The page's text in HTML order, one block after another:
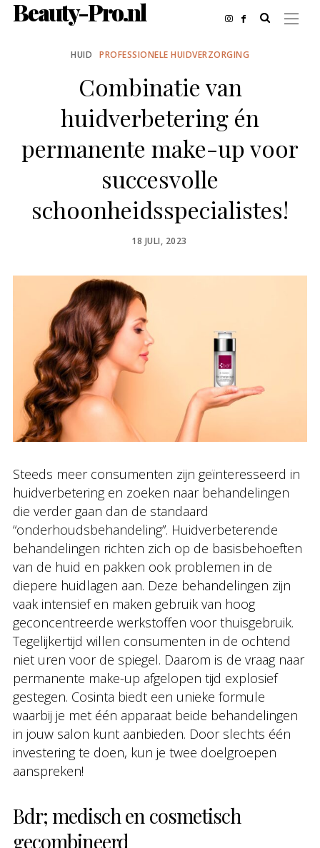
Beauty-Pro.nl
HUID PROFESSIONELE HUIDVERZORGING
Combinatie van
huidverbetering én
permanente make-up voor
succesvolle
schoonheidsspecialistes!
POSTED
18 JULI, 2023
Steeds meer consumenten zijn geïnteresseerd in
huidverbetering en zoeken naar behandelingen
die verder gaan dan de standaard
“onderhoudsbehandeling”. Huidverbeterende
behandelingen richten zich op de basisbehoeften
van de huid en pakken ook problemen in de
diepere huidlagen aan. Deze behandelingen zijn
vaak intensief en maken gebruik van hoog
geconcentreerde werkstoffen voor thuisgebruik.
Tegelijkertijd willen consumenten in de ochtend
niet uren voor de spiegel. Daarom is de vraag naar
permanente make-up afgelopen tijd explosief
gestegen. Cosinta biedt een unieke formule
waarbij je met één apparaat beide behandelingen
in jouw salon kunt aanbieden. Door slechts één
investering te doen, kun je twee doelgroepen
aanspreken!
Bdr; medisch en cosmetisch
gecombineerd